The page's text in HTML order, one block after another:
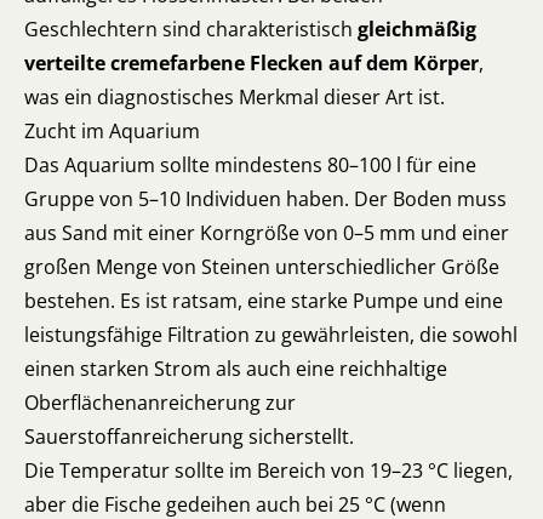
Geschlechtern sind charakteristisch gleichmäßig
verteilte cremefarbene Flecken auf dem Körper,
was ein diagnostisches Merkmal dieser Art ist.
Zucht im Aquarium
Das Aquarium sollte mindestens 80–100 l für eine
Gruppe von 5–10 Individuen haben. Der Boden muss
aus Sand mit einer Korngröße von 0–5 mm und einer
großen Menge von Steinen unterschiedlicher Größe
bestehen. Es ist ratsam, eine starke Pumpe und eine
leistungsfähige Filtration zu gewährleisten, die sowohl
einen starken Strom als auch eine reichhaltige
Oberflächenanreicherung zur
Sauerstoffanreicherung sicherstellt.
Die Temperatur sollte im Bereich von 19–23 °C liegen,
aber die Fische gedeihen auch bei 25 °C (wenn